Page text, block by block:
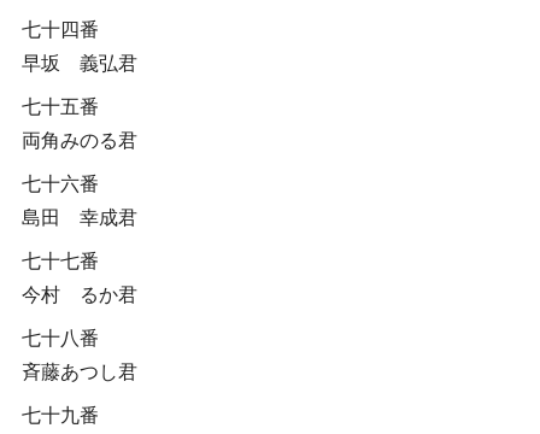
七十四番
早坂 義弘君
七十五番
両角みのる君
七十六番
島田 幸成君
七十七番
今村 るか君
七十八番
斉藤あつし君
七十九番